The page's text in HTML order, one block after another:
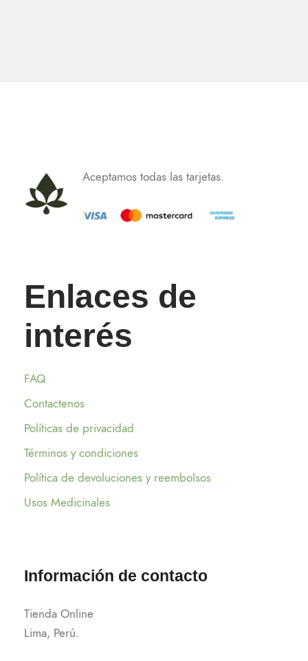
Aceptamos todas las tarjetas.
Enlaces de
interés
FAQ
Contactenos
Políticas de privacidad
Términos y condiciones
Política de devoluciones y reembolsos
Usos Medicinales
Información de contacto
Tienda Online
Lima, Perú.